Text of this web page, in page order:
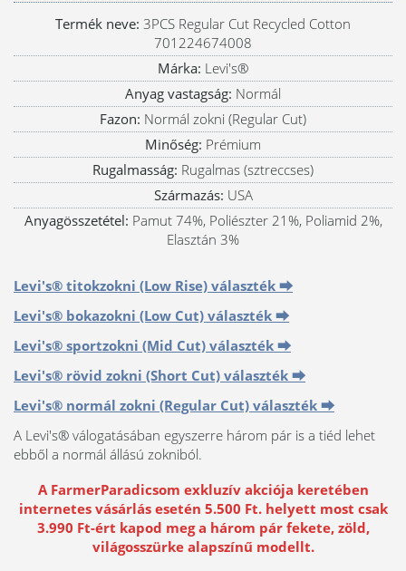
Termék neve: 3PCS Regular Cut Recycled Cotton
701224674008
Márka: Levi's®
Anyag vastagság: Normál
Fazon: Normál zokni (Regular Cut)
Minőség: Prémium
Rugalmasság: Rugalmas (sztreccses)
Származás: USA
Anyagösszetétel: Pamut 74%, Poliészter 21%, Poliamid 2%,
Elasztán 3%
Levi's® titokzokni (Low Rise) választék ⮕
Levi's® bokazokni (Low Cut) választék ⮕
Levi's® sportzokni (Mid Cut) választék ⮕
Levi's® rövid zokni (Short Cut) választék ⮕
Levi's® normál zokni (Regular Cut) választék ⮕
A Levi's® válogatásában egyszerre három pár is a tiéd lehet
ebből a normál állású zokniból.
A FarmerParadicsom exkluzív akciója keretében
internetes vásárlás esetén 5.500 Ft. helyett most csak
3.990 Ft-ért kapod meg a három pár fekete, zöld,
világosszürke alapszínű modellt.